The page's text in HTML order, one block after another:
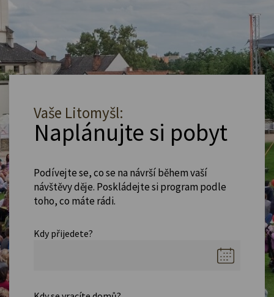
Vaše Litomyšl:
Naplánujte si pobyt
Podívejte se, co se na návrší během vaší
návštěvy děje. Poskládejte si program podle
toho, co máte rádi.
Kdy přijedete?